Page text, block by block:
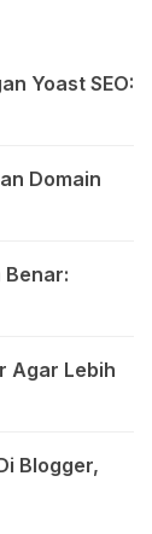
Yoast SEO:
Domain
Benar:
Agar Lebih
Blogger,